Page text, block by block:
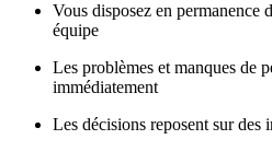
Vous disposez en permanence
équipe
Les problèmes et manques de
immédiatement
Les décisions reposent sur des